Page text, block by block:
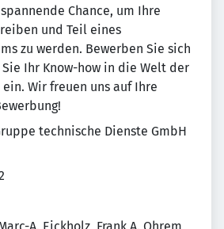
Chance, um Ihre
und Teil eines
zu werden. Bewerben Sie sich
Ihr Know-how in die Welt der
Wir freuen uns auf Ihre
technische Dienste GmbH